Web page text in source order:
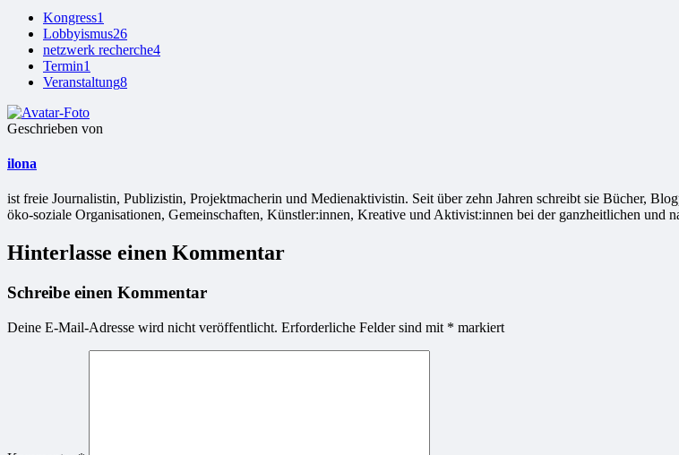
Kongress1
Lobbyismus26
netzwerk recherche4
Termin1
Veranstaltung8
Geschrieben von
ilona
ist freie Jour­na­lis­tin, Publizistin, Projekt­ma­che­rin und Medienaktivistin. Seit über zehn Jahren schreibt sie Bücher,
öko-soziale Organisationen, Gemeinschaften, Künstler:innen, Kreative und Aktivist:innen bei der ganzheitlichen und
Hinterlasse einen Kommentar
Schreibe einen Kommentar
Deine E-Mail-Adresse wird nicht veröffentlicht. Erforderliche Felder sind mit * markiert